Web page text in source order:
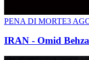
PENA DI MORTE3
IRAN - Omid